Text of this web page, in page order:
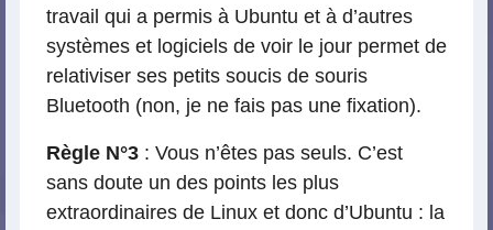
travail qui a permis à Ubuntu et à d’autres
systèmes et logiciels de voir le jour permet de
relativiser ses petits soucis de souris
Bluetooth (non, je ne fais pas une fixation).
Règle N°3 : Vous n’êtes pas seuls. C’est
sans doute un des points les plus
extraordinaires de Linux et donc d’Ubuntu : la